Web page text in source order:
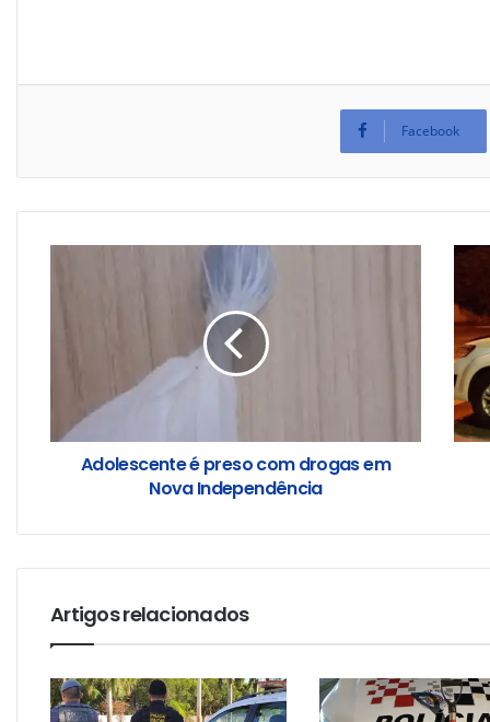
Facebook
Adolescente é preso com drogas em
Nova Independência
Artigos relacionados